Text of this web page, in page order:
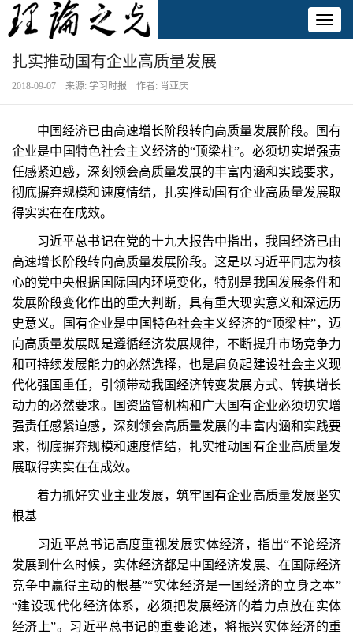
扎实推动国有企业高质量发展
2018-09-07 来源: 学习时报 作者: 肖亚庆
中国经济已由高速增长阶段转向高质量发展阶段。国有
企业是中国特色社会主义经济的“顶梁柱”。必须切实增强责
任感紧迫感，深刻领会高质量发展的丰富内涵和实践要求，
彻底摒弃规模和速度情结，扎实推动国有企业高质量发展取
得实实在在成效。
习近平总书记在党的十九大报告中指出，我国经济已由
高速增长阶段转向高质量发展阶段。这是以习近平同志为核
心的党中央根据国际国内环境变化，特别是我国发展条件和
发展阶段变化作出的重大判断，具有重大现实意义和深远历
史意义。国有企业是中国特色社会主义经济的“顶梁柱”，迈
向高质量发展既是遵循经济发展规律，不断提升市场竞争力
和可持续发展能力的必然选择，也是肩负起建设社会主义现
代化强国重任，引领带动我国经济转变发展方式、转换增长
动力的必然要求。国资监管机构和广大国有企业必须切实增
强责任感紧迫感，深刻领会高质量发展的丰富内涵和实践要
求，彻底摒弃规模和速度情结，扎实推动国有企业高质量发
展取得实实在在成效。
着力抓好实业主业发展，筑牢国有企业高质量发展坚实
根基
习近平总书记高度重视发展实体经济，指出“不论经济
发展到什么时候，实体经济都是中国经济发展、在国际经济
竞争中赢得主动的根基”“实体经济是一国经济的立身之本”
“建设现代化经济体系，必须把发展经济的着力点放在实体
经济上”。习近平总书记的重要论述，将振兴实体经济的重